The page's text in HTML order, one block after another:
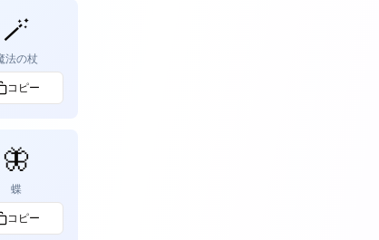
🪄
法の杖
コピー
🦋
蝶
コピー